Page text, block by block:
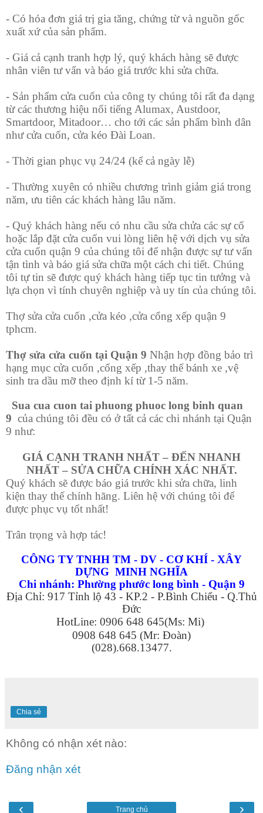
- Có hóa đơn giá trị gia tăng, chứng từ và nguồn gốc
xuất xứ của sản phẩm.
- Giá cả cạnh tranh hợp lý, quý khách hàng sẽ được
nhân viên tư vấn và báo giá trước khi sửa chữa.
- Sản phẩm cửa cuốn của công ty chúng tôi rất đa dạng
từ các thương hiệu nổi tiếng Alumax, Austdoor,
Smartdoor, Mitadoor… cho tới các sản phẩm bình dân
như cửa cuốn, cửa kéo Đài Loan.
- Thời gian phục vụ 24/24 (kể cả ngày lễ)
- Thường xuyên có nhiều chương trình giảm giá trong
năm, ưu tiên các khách hàng lâu năm.
- Quý khách hàng nếu có nhu cầu sửa chửa các sự cố
hoặc lắp đặt cửa cuốn vui lòng liên hệ với dịch vụ sửa
cửa cuốn quận 9 của chúng tôi để nhận được sự tư vấn
tận tình và báo giá sửa chữa một cách chi tiết. Chúng
tôi tự tin sẽ được quý khách hàng tiếp tục tin tưởng và
lựa chọn vì tính chuyên nghiệp và uy tín của chúng tôi.
Thợ sửa cửa cuốn ,cửa kéo ,cửa cổng xếp quận 9
tphcm.
Thợ sửa cửa cuốn tại Quận 9 Nhận hợp đồng bảo trì
hạng mục cửa cuốn ,cổng xếp ,thay thế bánh xe ,vệ
sinh tra dầu mỡ theo định kí từ 1-5 năm.
Sua cua cuon tai phuong phuoc long binh quan
9 của chúng tôi đều có ở tất cả các chi nhánh tại Quận
9 như:
GIÁ CẠNH TRANH NHẤT – ĐẾN NHANH
NHẤT – SỬA CHỮA CHÍNH XÁC NHẤT.
Quý khách sẽ được báo giá trước khi sửa chữa, linh
kiện thay thế chính hãng. Liên hệ với chúng tôi để
được phục vụ tốt nhất!
Trân trọng và hợp tác!
CÔNG TY TNHH TM - DV - CƠ KHÍ - XÂY
DỰNG MINH NGHĨA
Chi nhánh: Phường phước long bình - Quận 9
Địa Chỉ: 917 Tỉnh lộ 43 - KP.2 - P.Bình Chiểu - Q.Thủ
Đức
HotLine: 0906 648 645(Ms: Mi)
0908 648 645 (Mr: Đoàn)
(028).668.13477.
Chia sẻ
Không có nhận xét nào:
Đăng nhận xét
‹ ›
Trang chủ